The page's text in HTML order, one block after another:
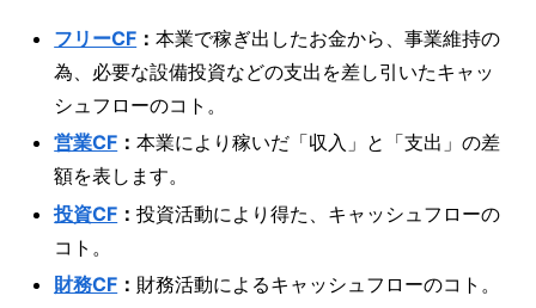
フリーCF ：本業で稼ぎ出したお金から、事業維持の
為、必要な設備投資などの支出を差し引いたキャッ
シュフローのコト。
営業CF ：本業により稼いだ「収入」と「支出」の差
額を表します。
投資CF ：投資活動により得た、キャッシュフローの
コト。
財務CF ： 財務活動によるキャッシュフローのコト。